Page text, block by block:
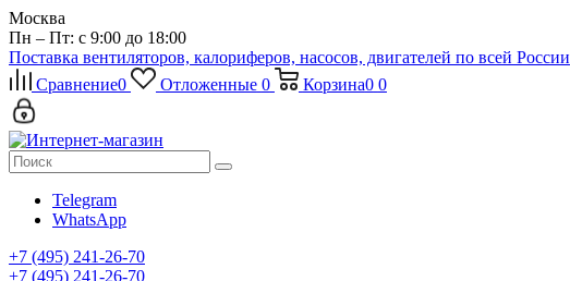
Москва
Пн – Пт: с 9:00 до 18:00
Поставка вентиляторов, калориферов, насосов, двигателей по всей России
Сравнение0 Отложенные 0 Корзина0 0
Telegram
WhatsApp
+7 (495) 241-26-70
+7 (495) 241-26-70